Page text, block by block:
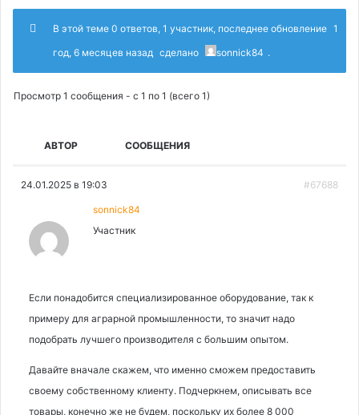
В этой теме 0 ответов, 1 участник, последнее обновление 1
год, 6 месяцев назад сделано sonnick84 .
Просмотр 1 сообщения - с 1 по 1 (всего 1)
АВТОР СООБЩЕНИЯ
24.01.2025 в 19:03 #67688
sonnick84
Участник
Если понадобится специализированное оборудование, так к
примеру для аграрной промышленности, то значит надо
подобрать лучшего производителя с большим опытом.
Давайте вначале скажем, что именно сможем предоставить
своему собственному клиенту. Подчеркнем, описывать все
товары, конечно же не будем, поскольку их более 8 000